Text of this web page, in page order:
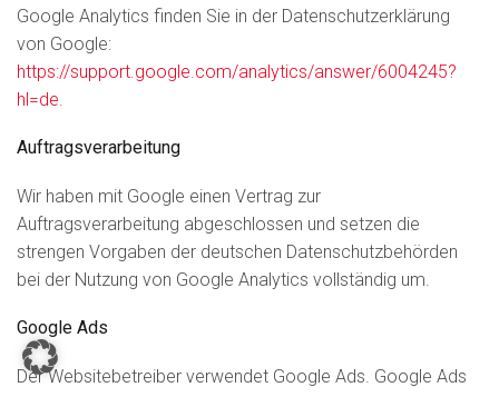
Google Analytics finden Sie in der Datenschutzerklärung
von Google:
https://support.google.com/analytics/answer/6004245?
hl=de.
Auftragsverarbeitung
Wir haben mit Google einen Vertrag zur
Auftragsverarbeitung abgeschlossen und setzen die
strengen Vorgaben der deutschen Datenschutzbehörden
bei der Nutzung von Google Analytics vollständig um.
Google Ads
Der Websitebetreiber verwendet Google Ads. Google Ads